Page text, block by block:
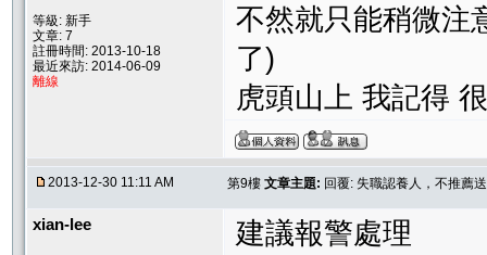
等級: 新手
文章: 7
註冊時間: 2013-10-18
最近來訪: 2014-06-09
離線
不然就只能稍微注
了)
虎頭山上 我記得
2013-12-30 11:11 AM 第9樓 文章主題: 回覆: 失職認養人，不推薦
xian-lee
建議報警處理